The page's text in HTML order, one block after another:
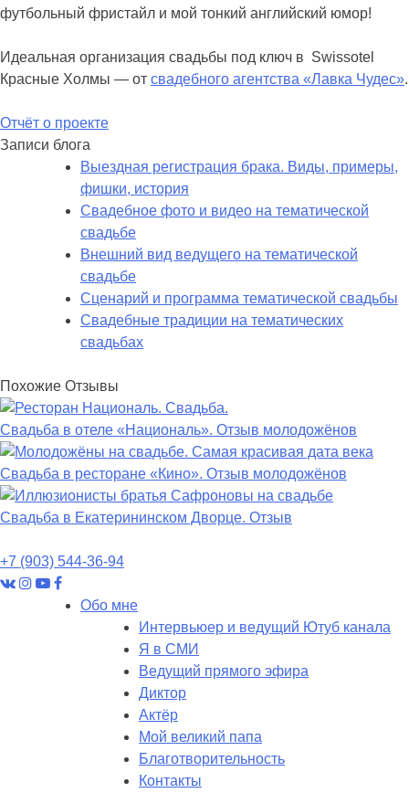
футбольный фристайл и мой тонкий английский юмор!
Идеальная организация свадьбы под ключ в Swissotel
Красные Холмы — от свадебного агентства «Лавка Чудес».
Отчёт о проекте
Записи блога
Выездная регистрация брака. Виды, примеры,
фишки, история
Свадебное фото и видео на тематической
свадьбе
Внешний вид ведущего на тематической
свадьбе
Сценарий и программа тематической свадьбы
Свадебные традиции на тематических
свадьбах
Похожие Отзывы
Свадьба в отеле «Националь». Отзыв молодожёнов
Свадьба в ресторане «Кино». Отзыв молодожёнов
Свадьба в Екатерининском Дворце. Отзыв
+7 (903) 544-36-94
Обо мне
Интервьюер и ведущий Ютуб канала
Я в СМИ
Ведущий прямого эфира
Диктор
Актёр
Мой великий папа
Благотворительность
Контакты